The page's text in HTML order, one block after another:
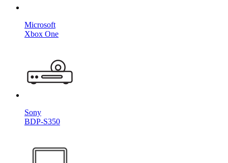
Microsoft
Xbox One
Sony
BDP-S350